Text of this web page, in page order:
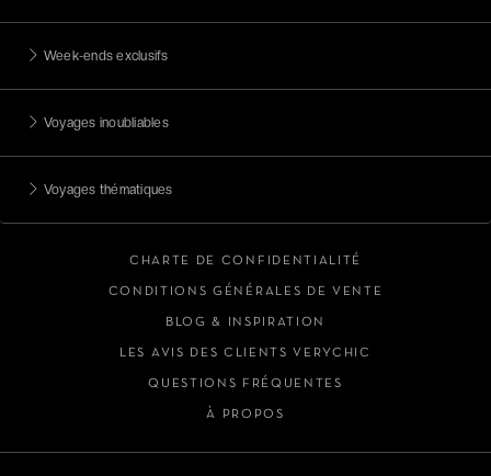
Week-ends exclusifs
Voyages inoubliables
Voyages thématiques
CHARTE DE CONFIDENTIALITÉ
CONDITIONS GÉNÉRALES DE VENTE
BLOG & INSPIRATION
LES AVIS DES CLIENTS VERYCHIC
QUESTIONS FRÉQUENTES
À PROPOS